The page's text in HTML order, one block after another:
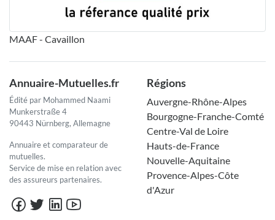
MAAF - Cavaillon
Annuaire-Mutuelles.fr
Édité par Mohammed Naami
Munkerstraße 4
90443 Nürnberg, Allemagne
Annuaire et comparateur de
mutuelles.
Service de mise en relation avec
des assureurs partenaires.
Régions
Auvergne-Rhône-Alpes
Bourgogne-Franche-Comté
Centre-Val de Loire
Hauts-de-France
Nouvelle-Aquitaine
Provence-Alpes-Côte
d'Azur